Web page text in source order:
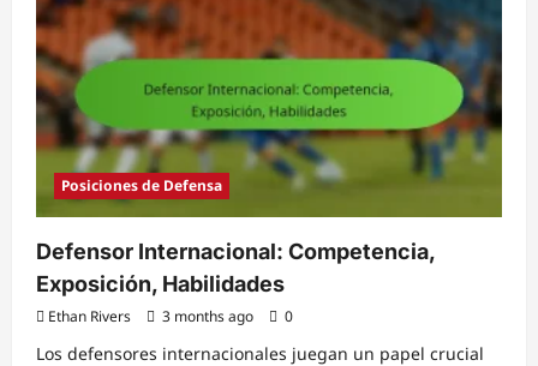
la
espalda:
Marcaje,
Entrada,
Posiciones de Defensa
Defensor Internacional: Competencia,
Exposición, Habilidades
Ethan Rivers 3 months ago 0
Los defensores internacionales juegan un papel crucial